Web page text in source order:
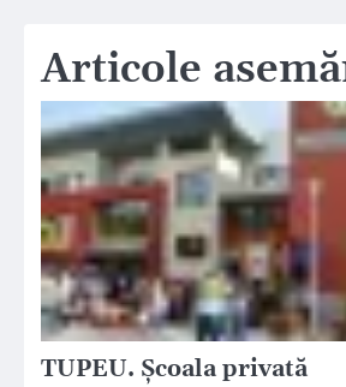
Articole
TUPEU. Școala privată